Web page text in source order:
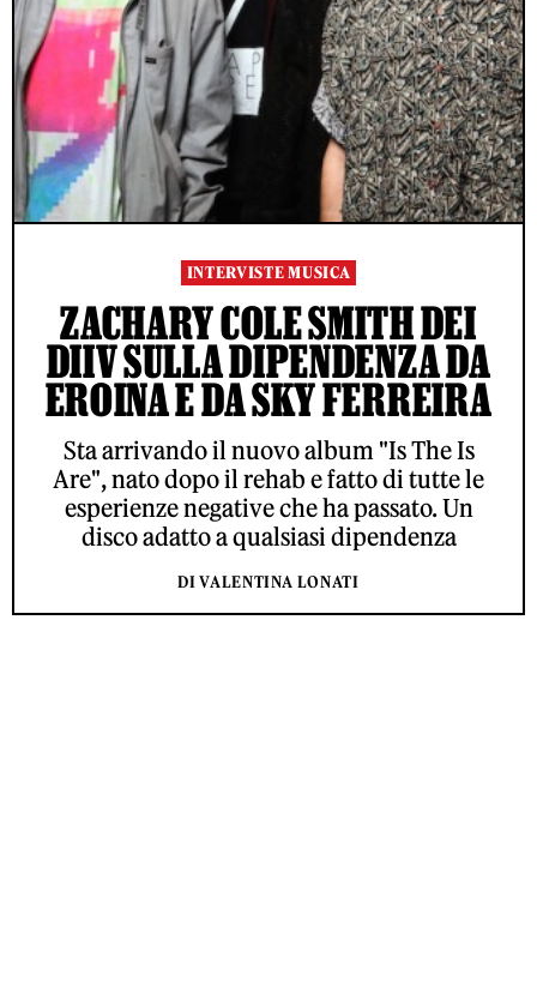
INTERVISTE MUSICA
ZACHARY COLE SMITH DEI
DIIV SULLA DIPENDENZA DA
EROINA E DA SKY FERREIRA
Sta arrivando il nuovo album "Is The Is
Are", nato dopo il rehab e fatto di tutte le
esperienze negative che ha passato. Un
disco adatto a qualsiasi dipendenza
DI VALENTINA LONATI